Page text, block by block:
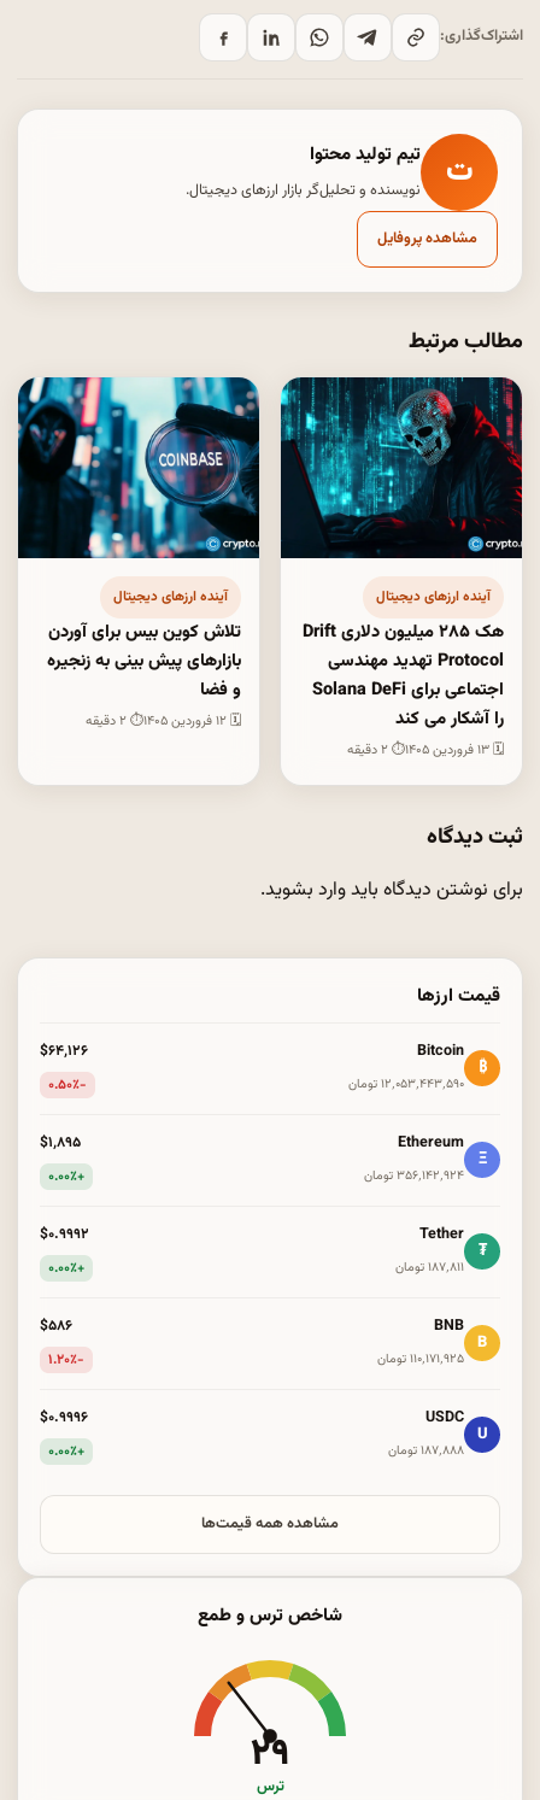
اشتراک‌گذاری:
ت تیم تولید محتوا
نویسنده و تحلیل‌گر بازار ارزهای دیجیتال.
مشاهده پروفایل
مطالب مرتبط
آینده ارزهای دیجیتال
هک ۲۸۵ میلیون دلاری Drift
Protocol تهدید مهندسی
اجتماعی برای Solana DeFi
را آشکار می کند
🗓 ۱۳ فروردین ۱۴۰۵ ⏱ ۲ دقیقه
آینده ارزهای دیجیتال
تلاش کوین بیس برای آوردن
بازارهای پیش بینی به زنجیره
و فضا
🗓 ۱۲ فروردین ۱۴۰۵ ⏱ ۲ دقیقه
ثبت دیدگاه
برای نوشتن دیدگاه بایدوارد بشوید.
قیمت ارزها
₿
Bitcoin
۱۲٬۰۵۳٬۴۴۳٬۵۹۰ تومان
$۶۴٬۱۲۶
-۰.۵۰٪
Ξ
Ethereum
۳۵۶٬۱۴۲٬۹۲۴ تومان
$۱٬۸۹۵
+۰.۰۰٪
₮
Tether
۱۸۷٬۸۱۱ تومان
$۰.۹۹۹۲
+۰.۰۰٪
B
BNB
۱۱۰٬۱۷۱٬۹۲۵ تومان
$۵۸۶
-۱.۲۰٪
U
USDC
۱۸۷٬۸۸۸ تومان
$۰.۹۹۹۶
+۰.۰۰٪
مشاهده همه قیمت‌ها
شاخص ترس و طمع
۲۹
ترس